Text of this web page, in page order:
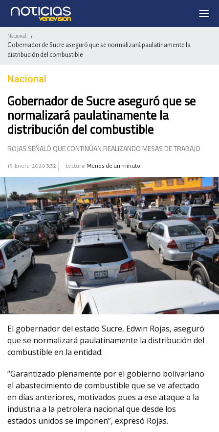
Nacional /
Gobernador de Sucre aseguró que se normalizará paulatinamente la
distribución del combustible
Nacional
Gobernador de Sucre aseguró que se
normalizará paulatinamente la
distribución del combustible
ROJAS SEÑALÓ QUE CONTINÚAN REALIZANDO MESAS DE TRABAJO
15-Enero-2020 3:32 Lectura: Menos de un minuto
El gobernador del estado Sucre, Edwin Rojas, aseguró
que se normalizará paulatinamente la distribución del
combustible en la entidad.
“Garantizado plenamente por el gobierno bolivariano
el abastecimiento de combustible que se ve afectado
en días anteriores, motivados pues a ese ataque a la
industria a la petrolera nacional que desde los
estados unidos se imponen”, expresó Rojas.